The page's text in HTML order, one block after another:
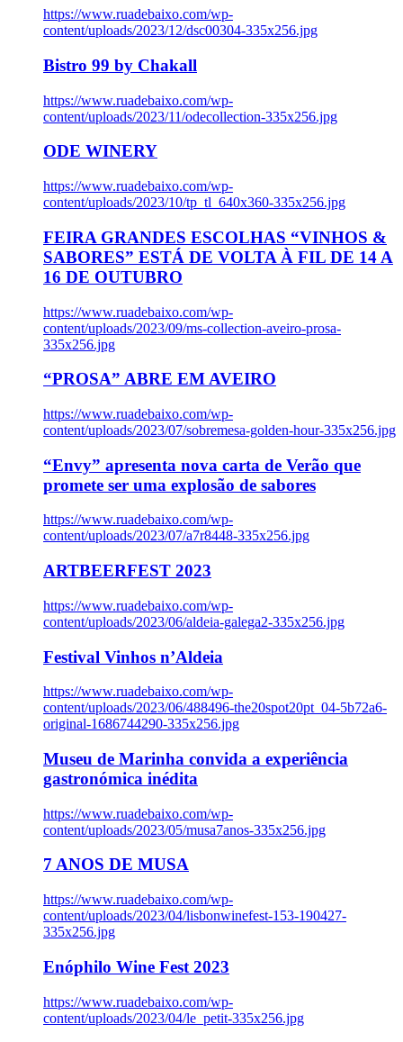
https://www.ruadebaixo.com/wp-
content/uploads/2023/12/dsc00304-335x256.jpg
Bistro 99 by Chakall
https://www.ruadebaixo.com/wp-
content/uploads/2023/11/odecollection-335x256.jpg
ODE WINERY
https://www.ruadebaixo.com/wp-
content/uploads/2023/10/tp_tl_640x360-335x256.jpg
FEIRA GRANDES ESCOLHAS “VINHOS &
SABORES” ESTÁ DE VOLTA À FIL DE 14 A
16 DE OUTUBRO
https://www.ruadebaixo.com/wp-
content/uploads/2023/09/ms-collection-aveiro-prosa-
335x256.jpg
“PROSA” ABRE EM AVEIRO
https://www.ruadebaixo.com/wp-
content/uploads/2023/07/sobremesa-golden-hour-335x256.jpg
“Envy” apresenta nova carta de Verão que
promete ser uma explosão de sabores
https://www.ruadebaixo.com/wp-
content/uploads/2023/07/a7r8448-335x256.jpg
ARTBEERFEST 2023
https://www.ruadebaixo.com/wp-
content/uploads/2023/06/aldeia-galega2-335x256.jpg
Festival Vinhos n’Aldeia
https://www.ruadebaixo.com/wp-
content/uploads/2023/06/488496-the20spot20pt_04-5b72a6-
original-1686744290-335x256.jpg
Museu de Marinha convida a experiência
gastronómica inédita
https://www.ruadebaixo.com/wp-
content/uploads/2023/05/musa7anos-335x256.jpg
7 ANOS DE MUSA
https://www.ruadebaixo.com/wp-
content/uploads/2023/04/lisbonwinefest-153-190427-
335x256.jpg
Enóphilo Wine Fest 2023
https://www.ruadebaixo.com/wp-
content/uploads/2023/04/le_petit-335x256.jpg